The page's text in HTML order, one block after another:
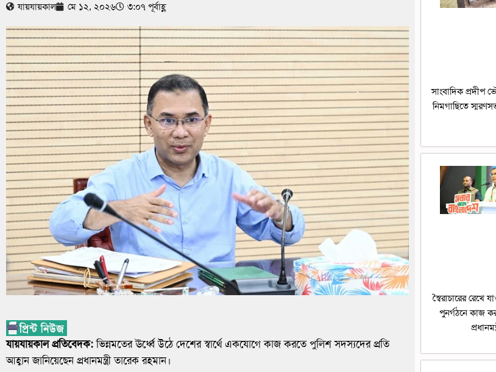
যায়যায়কাল মে ১২, ২০২৬ ৩:০৭ পূর্বাহ্ণ
যায়যায়কাল প্রতিবেদক:ভিন্নমতের ঊর্ধ্বে উঠে দেশের স্বার্থে একযোগে কাজ করতে পুলিশ সদস্যদের প্রতি
আহ্বান জানিয়েছেন প্রধানমন্ত্রী তারেক রহমান।
সাংবাদিক প্রদীপ
নিমগাছিতে
স্বৈরাচারের রেখে
পুনর্গঠনে কাজ